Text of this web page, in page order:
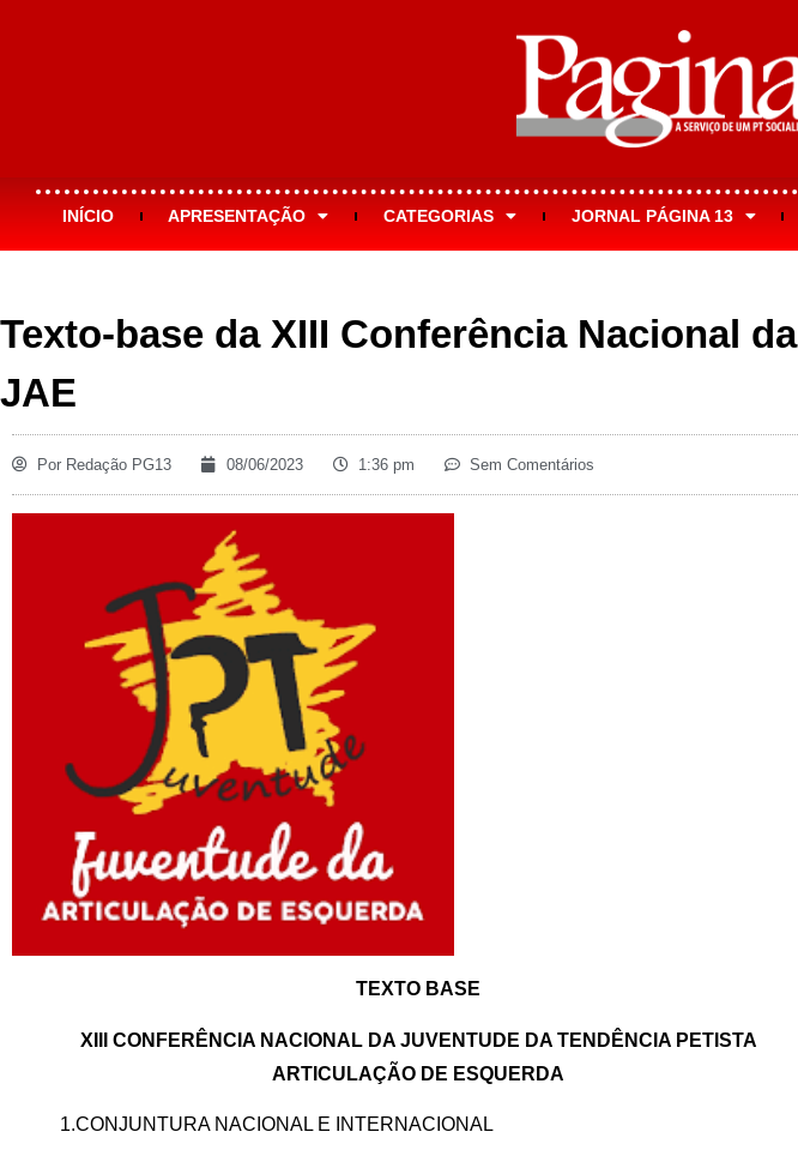
INÍCIO APRESENTAÇÃO CATEGORIAS JORNAL PÁGINA 13
Texto-base da XIII Conferência Nacional da
JAE
Por Redação PG13 08/06/2023 1:36 pm Sem Comentários
TEXTO BASE
XIII CONFERÊNCIA NACIONAL DA JUVENTUDE DA TENDÊNCIA PETISTA
ARTICULAÇÃO DE ESQUERDA
1.CONJUNTURA NACIONAL E INTERNACIONAL